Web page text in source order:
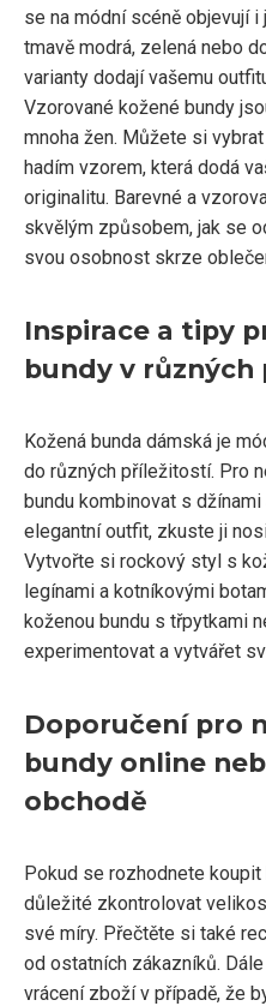
se na módní scéně objevují i
tmavě modrá, zelená nebo
varianty dodají vašemu
Vzorované kožené bundy
mnoha žen. Můžete si
hadím vzorem, která dodá
originalitu. Barevné a
skvělým způsobem, jak se
svou osobnost skrze
Inspirace a tipy
bundy v
Kožená bunda dámská je
do různých příležitostí. Pro
bundu kombinovat s
elegantní outfit, zkuste ji
Vytvořte si rockový styl s
legínami a kotníkovými
koženou bundu s třpytkami
experimentovat a vytvářet
Doporučení pro
bundy online
obchodě
Pokud se rozhodnete koupit
důležité zkontrolovat
své míry. Přečtěte si také
od ostatních zákazníků.
vrácení zboží v případě, že